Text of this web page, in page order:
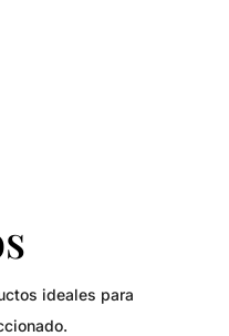
ideales para